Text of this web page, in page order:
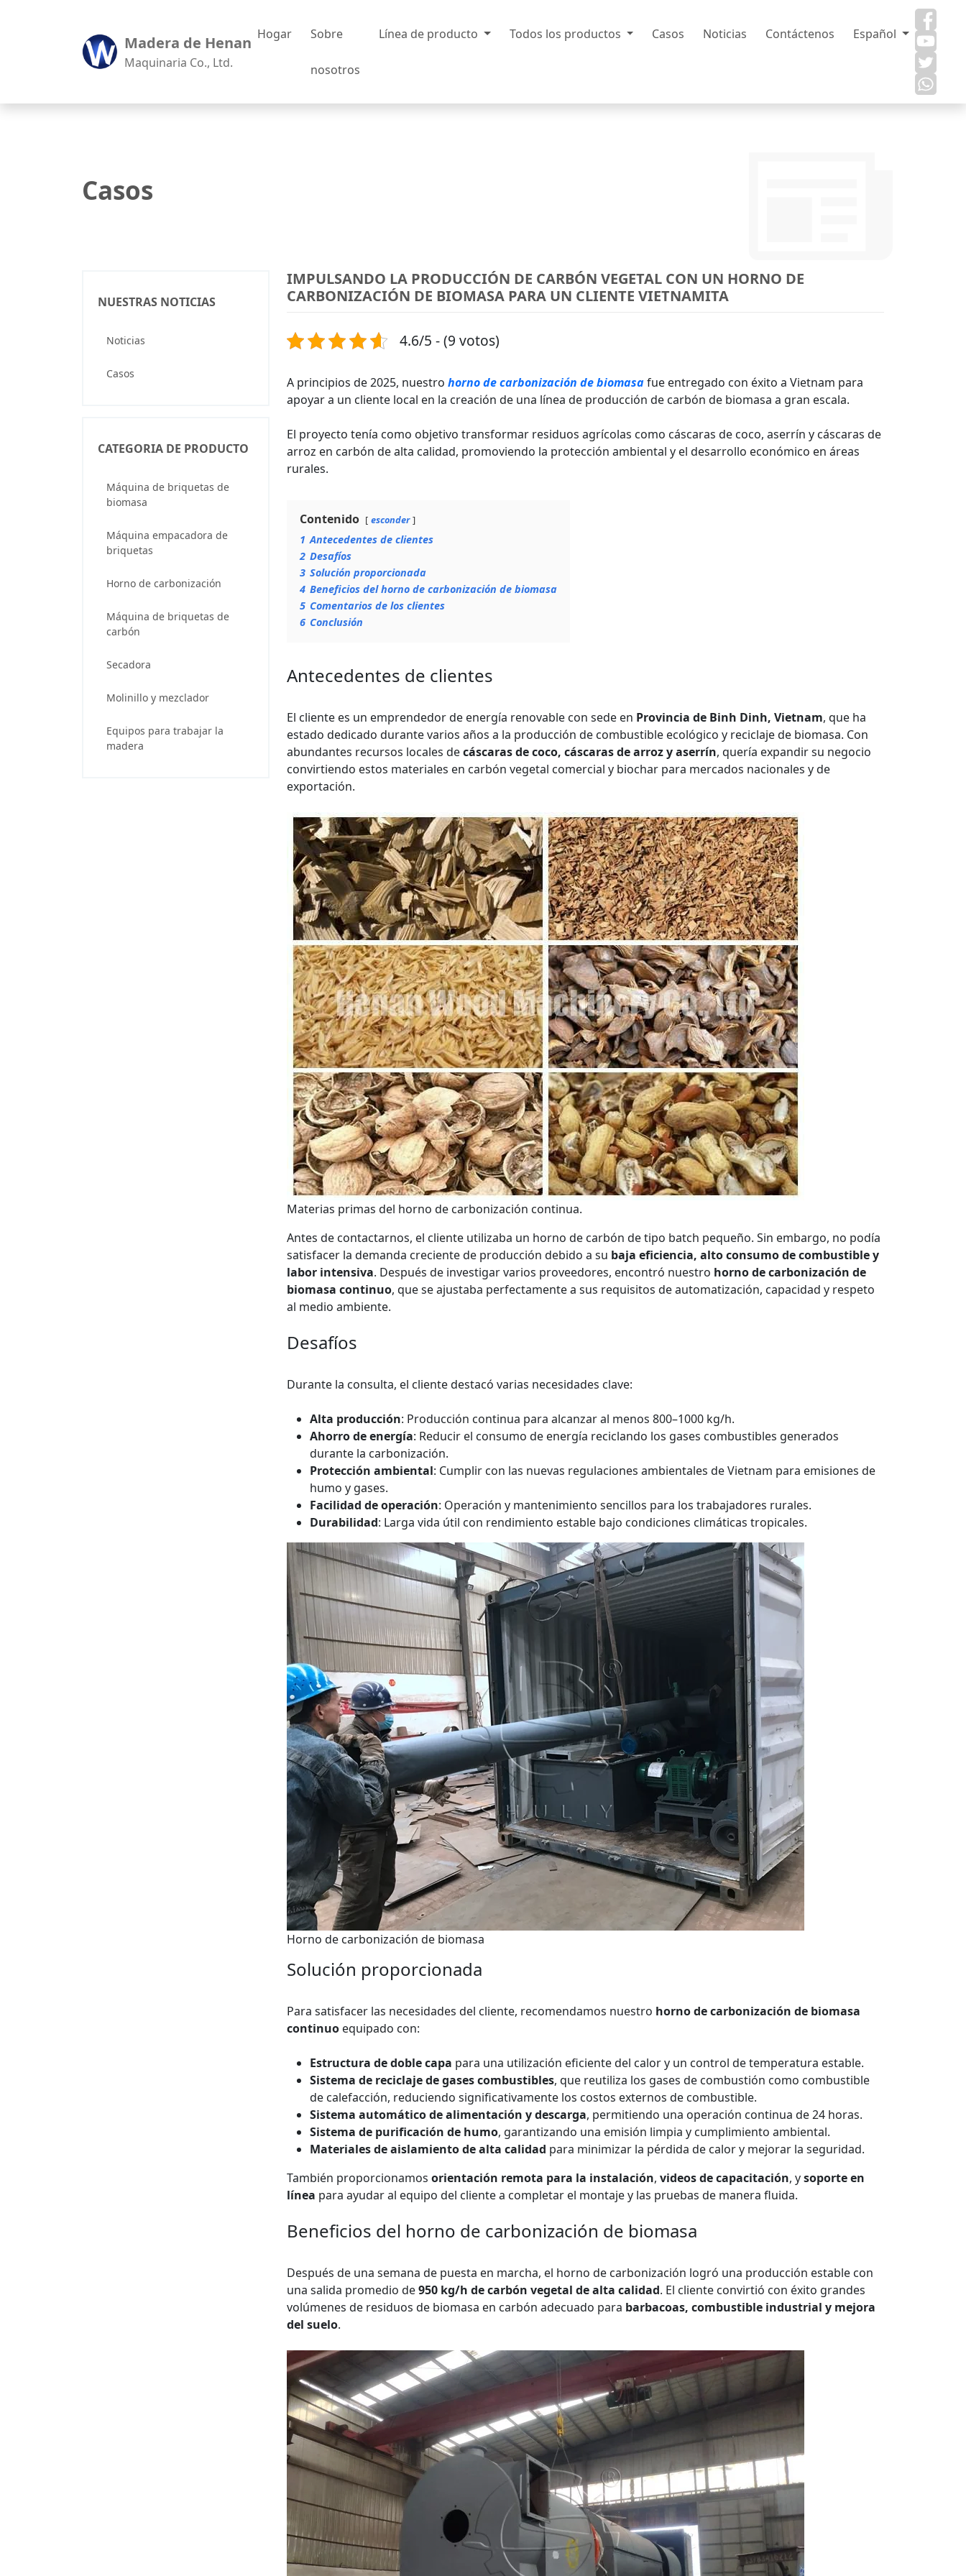
Madera de Henan
Maquinaria Co., Ltd.
Hogar Sobre
nosotros
Línea de producto Todos los productos Casos Noticias Contáctenos Español
Casos
NUESTRAS NOTICIAS
Noticias
Casos
CATEGORIA DE PRODUCTO
Máquina de briquetas de
biomasa
Máquina empacadora de
briquetas
Horno de carbonización
Máquina de briquetas de
carbón
Secadora
Molinillo y mezclador
Equipos para trabajar la
madera
IMPULSANDO LA PRODUCCIÓN DE CARBÓN VEGETAL CON UN HORNO DE
CARBONIZACIÓN DE BIOMASA PARA UN CLIENTE VIETNAMITA
4.6/5 - (9 votos)
A principios de 2025, nuestro horno de carbonización de biomasafue entregado con éxito a Vietnam para
apoyar a un cliente local en la creación de una línea de producción de carbón de biomasa a gran escala.
El proyecto tenía como objetivo transformar residuos agrícolas como cáscaras de coco, aserrín y cáscaras de
arroz en carbón de alta calidad, promoviendo la protección ambiental y el desarrollo económico en áreas
rurales.
Contenido esconder
1 Antecedentes de clientes
2 Desafíos
3 Solución proporcionada
4 Beneficios del horno de carbonización de biomasa
5 Comentarios de los clientes
6 Conclusión
Antecedentes de clientes
El cliente es un emprendedor de energía renovable con sede en Provincia de Binh Dinh, Vietnam, que ha
estado dedicado durante varios años a la producción de combustible ecológico y reciclaje de biomasa. Con
abundantes recursos locales decáscaras de coco, cáscaras de arroz y aserrín, quería expandir su negocio
convirtiendo estos materiales en carbón vegetal comercial y biochar para mercados nacionales y de
exportación.
Materias primas del horno de carbonización continua.
Antes de contactarnos, el cliente utilizaba un horno de carbón de tipo batch pequeño. Sin embargo, no podía
satisfacer la demanda creciente de producción debido a su baja eficiencia, alto consumo de combustible y
labor intensiva. Después de investigar varios proveedores, encontró nuestro horno de carbonización de
biomasa continuo, que se ajustaba perfectamente a sus requisitos de automatización, capacidad y respeto
al medio ambiente.
Desafíos
Durante la consulta, el cliente destacó varias necesidades clave:
Alta producción: Producción continua para alcanzar al menos 800–1000 kg/h.
Ahorro de energía: Reducir el consumo de energía reciclando los gases combustibles generados
durante la carbonización.
Protección ambiental: Cumplir con las nuevas regulaciones ambientales de Vietnam para emisiones de
humo y gases.
Facilidad de operación: Operación y mantenimiento sencillos para los trabajadores rurales.
Durabilidad: Larga vida útil con rendimiento estable bajo condiciones climáticas tropicales.
Horno de carbonización de biomasa
Solución proporcionada
Para satisfacer las necesidades del cliente, recomendamos nuestro horno de carbonización de biomasa
continuo equipado con:
Estructura de doble capa para una utilización eficiente del calor y un control de temperatura estable.
Sistema de reciclaje de gases combustibles, que reutiliza los gases de combustión como combustible
de calefacción, reduciendo significativamente los costos externos de combustible.
Sistema automático de alimentación y descarga, permitiendo una operación continua de 24 horas.
Sistema de purificación de humo, garantizando una emisión limpia y cumplimiento ambiental.
Materiales de aislamiento de alta calidad para minimizar la pérdida de calor y mejorar la seguridad.
También proporcionamos orientación remota para la instalación, videos de capacitación, ysoporte en
línea para ayudar al equipo del cliente a completar el montaje y las pruebas de manera fluida.
Beneficios del horno de carbonización de biomasa
Después de una semana de puesta en marcha, el horno de carbonización logró una producción estable con
una salida promedio de950 kg/h de carbón vegetal de alta calidad. El cliente convirtió con éxito grandes
volúmenes de residuos de biomasa en carbón adecuado para barbacoas, combustible industrial y mejora
del suelo.